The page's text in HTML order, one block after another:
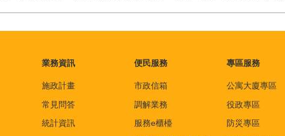
業務資訊
施政計畫
常見問答
統計資訊
便民服務
市政信箱
調解業務
服務e櫃檯
專區服務
公寓大廈專區
役政專區
防災專區